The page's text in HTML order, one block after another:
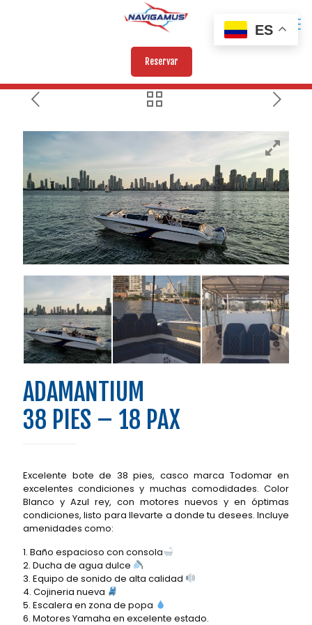
Reservar
ADAMANTIUM
38 PIES – 18 PAX
Excelente bote de 38 pies, casco marca Todomar en
excelentes condiciones y muchas comodidades. Color
Blanco y Azul rey, con motores nuevos y en óptimas
condiciones, listo para llevarte a donde tu desees. Incluye
amenidades como:
1. Baño espacioso con consola
2. Ducha de agua dulce
3. Equipo de sonido de alta calidad
4. Cojineria nueva
5. Escalera en zona de popa
6. Motores Yamaha en excelente estado.
ES